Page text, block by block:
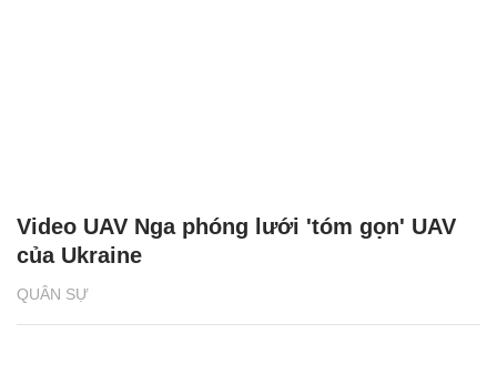
QUÂN SỰ
Video UAV Nga phóng lưới 'tóm gọn' UAV
của Ukraine